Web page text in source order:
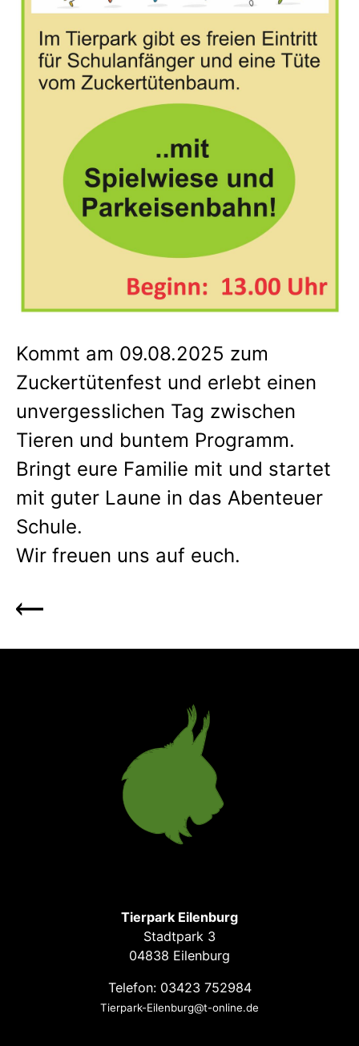
Kommt am 09.08.2025 zum
Zuckertütenfest und erlebt einen
unvergesslichen Tag zwischen
Tieren und buntem Programm.
Bringt eure Familie mit und startet
mit guter Laune in das Abenteuer
Schule.
Wir freuen uns auf euch.
Tierpark Eilenburg
Stadtpark 3
04838 Eilenburg
Telefon: 03423 752984
Tierpark-Eilenburg@t-online.de